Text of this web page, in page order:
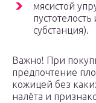
мясистой
субстанция).
Важно! При
предпочтение
кожицей без
налёта и